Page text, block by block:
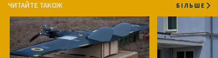
ЧИТАЙТЕ ТАКОЖ БІЛЬШЕ